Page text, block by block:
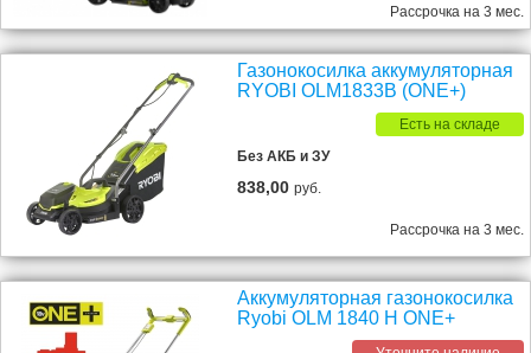
Рассрочка на 3 мес.
Газонокосилка аккумуляторная
RYOBI OLM1833B (ONE+)
Есть на складе
Без АКБ и ЗУ
838,00руб.
Рассрочка на 3 мес.
Аккумуляторная газонокосилка
Ryobi OLM 1840 H ONE+